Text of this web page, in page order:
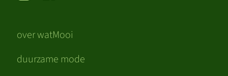
over watMooi
duurzame mode